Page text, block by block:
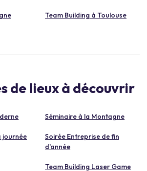
Team Building à Toulouse
de lieux à découvrir
Séminaire à la Montagne
journée
Soirée Entreprise de fin
d'année
Team Building Laser Game